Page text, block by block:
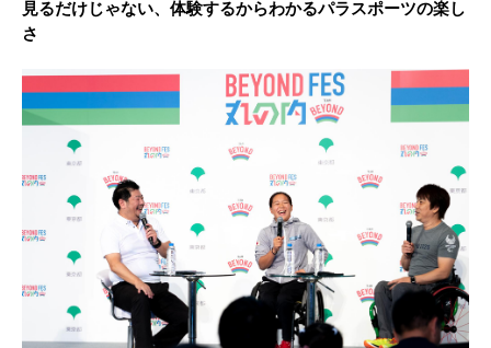
見るだけじゃない、体験するからわかるパラスポーツの楽し
さ